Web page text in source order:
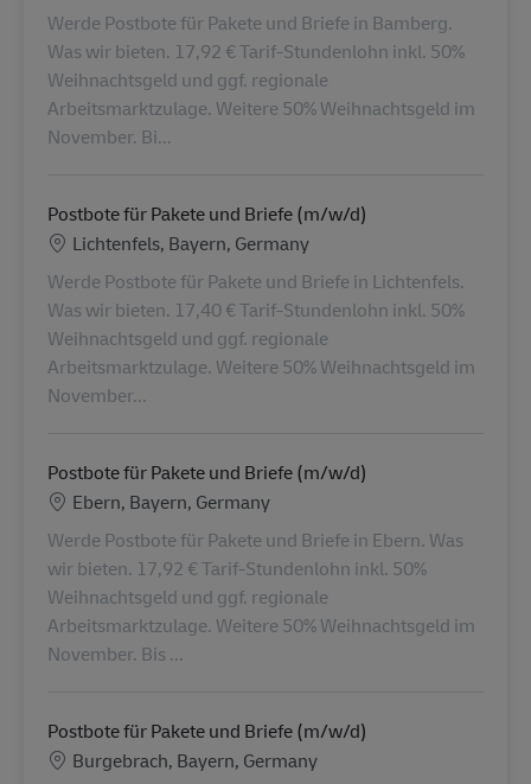
Werde Postbote für Pakete und Briefe in Bamberg.
Was wir bieten. 17,92 € Tarif-Stundenlohn inkl. 50%
Weihnachtsgeld und ggf. regionale
Arbeitsmarktzulage. Weitere 50% Weihnachtsgeld im
November. Bi...
Postbote für Pakete und Briefe (m/w/d)
Location
Lichtenfels, Bayern, Germany
Werde Postbote für Pakete und Briefe in Lichtenfels.
Was wir bieten. 17,40 € Tarif-Stundenlohn inkl. 50%
Weihnachtsgeld und ggf. regionale
Arbeitsmarktzulage. Weitere 50% Weihnachtsgeld im
November...
Postbote für Pakete und Briefe (m/w/d)
Location
Ebern, Bayern, Germany
Werde Postbote für Pakete und Briefe in Ebern. Was
wir bieten. 17,92 € Tarif-Stundenlohn inkl. 50%
Weihnachtsgeld und ggf. regionale
Arbeitsmarktzulage. Weitere 50% Weihnachtsgeld im
November. Bis ...
Postbote für Pakete und Briefe (m/w/d)
Location
Burgebrach, Bayern, Germany